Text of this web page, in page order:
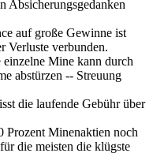
Absicherungsgedanken
auf große Gewinne ist
Verluste verbunden.
einzelne Mine kann durch
abstürzen -- Streuung
die laufende Gebühr über
Prozent Minenaktien noch
die meisten die klügste